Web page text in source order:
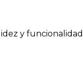
y